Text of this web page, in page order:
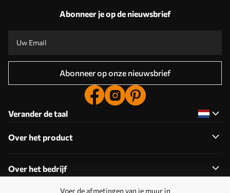
Voer de afmetingen van je muur in
Abonneer je op de nieuwsbrief
Abonneer op onze nieuwsbrief
Verander de taal
Over het product
Over het bedrijf